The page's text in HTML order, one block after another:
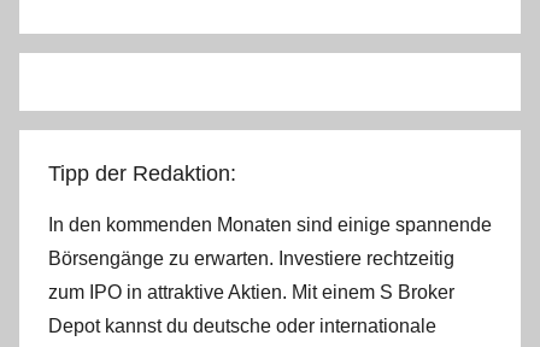
Tipp der Redaktion:
In den kommenden Monaten sind einige spannende
Börsengänge zu erwarten. Investiere rechtzeitig
zum IPO in attraktive Aktien. Mit einem S Broker
Depot kannst du deutsche oder internationale